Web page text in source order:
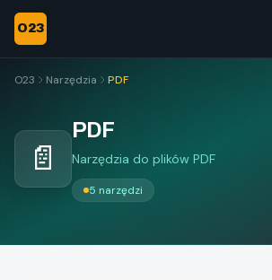
O23
O23 Narzędzia PDF
📄
PDF
Narzędzia do plików PDF
5 narzędzi